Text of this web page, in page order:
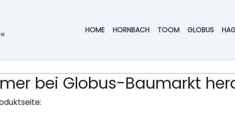
HOME HORNBACH TOOM GLOBUS
bei Globus-Baumarkt